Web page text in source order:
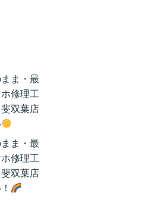
ま・最
修理工
双葉店
ま・最
修理工
双葉店